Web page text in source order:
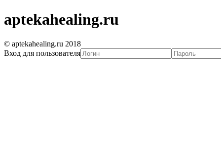
aptekahealing.ru
© aptekahealing.ru 2018
Вход для пользователя